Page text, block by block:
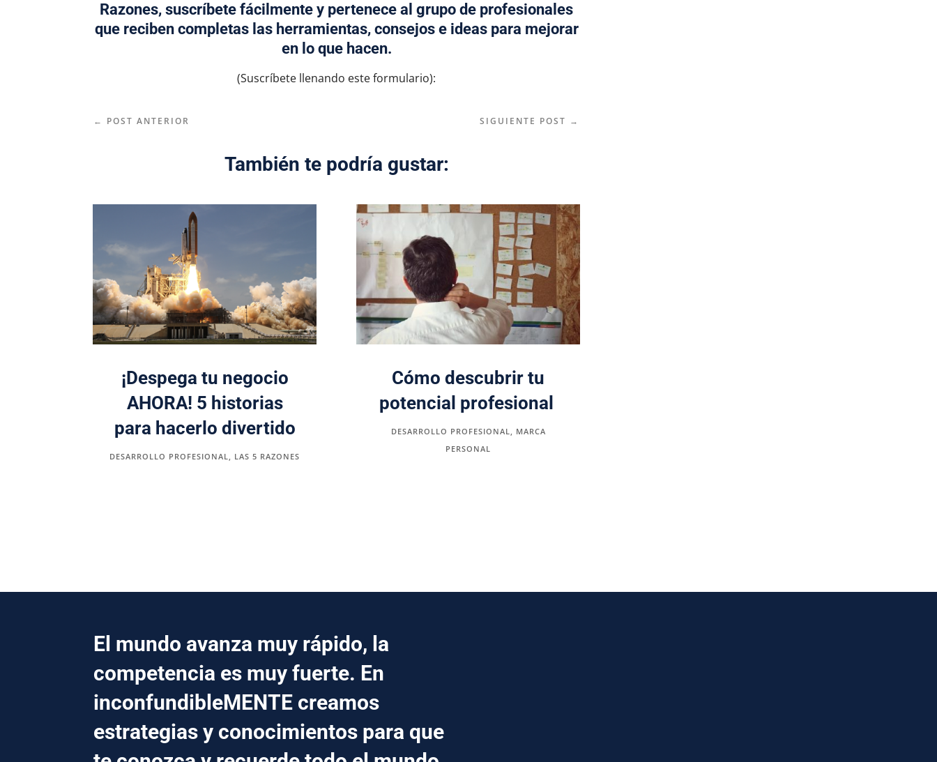
Razones, suscríbete fácilmente y pertenece al grupo de profesionales
que reciben completas las herramientas, consejos e ideas para mejorar
en lo que hacen.
(Suscríbete llenando este formulario):
← POST ANTERIOR SIGUIENTE POST →
También te podría gustar:
¡Despega tu negocio
AHORA! 5 historias
para hacerlo divertido
DESARROLLO PROFESIONAL, LAS 5 RAZONES
Cómo descubrir tu
potencial profesional
DESARROLLO PROFESIONAL
MARCA
PERSONAL
El mundo avanza muy rápido, la
competencia es muy fuerte. En
inconfundibleMENTE creamos
estrategias y conocimientos para que